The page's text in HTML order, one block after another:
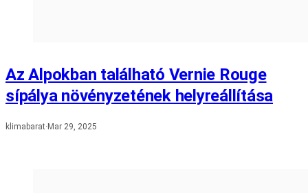
Az Alpokban található Vernie Rouge
sípálya növényzetének helyreállítása
klimabarat· Mar 29, 2025